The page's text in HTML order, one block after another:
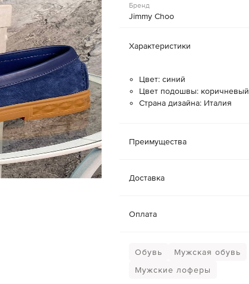
Бренд
Jimmy Choo
Характеристики
Цвет: синий
Цвет подошвы: коричневый
Страна дизайна: Италия
Преимущества
Доставка
Оплата
Обувь
Мужская обувь
Мужские лоферы